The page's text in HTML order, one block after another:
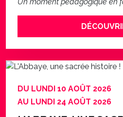
AU LUNDI 24 AOÛT 2026
L'ABBAYE, UNE